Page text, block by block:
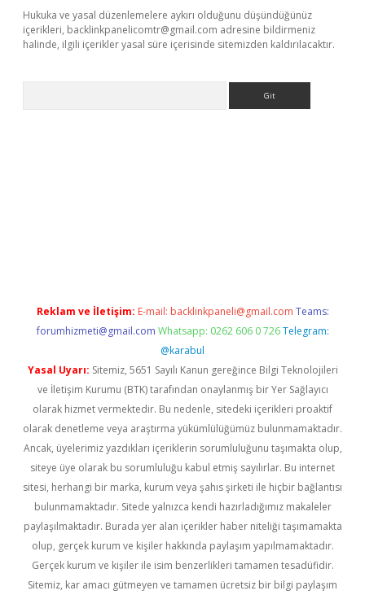
Hukuka ve yasal düzenlemelere aykırı olduğunu düşündüğünüz
içerikleri, backlinkpanelicomtr@gmail.com adresine bildirmeniz
halinde, ilgili içerikler yasal süre içerisinde sitemizden kaldırılacaktır.
Reklam ve İletişim: E-mail: backlinkpaneli@gmail.com Teams:
forumhizmeti@gmail.com Whatsapp: 0262 606 0 726 Telegram:
@karabul
Yasal Uyarı: Sitemiz, 5651 Sayılı Kanun gereğince Bilgi Teknolojileri
ve İletişim Kurumu (BTK) tarafından onaylanmış bir Yer Sağlayıcı
olarak hizmet vermektedir. Bu nedenle, sitedeki içerikleri proaktif
olarak denetleme veya araştırma yükümlülüğümüz bulunmamaktadır.
Ancak, üyelerimiz yazdıkları içeriklerin sorumluluğunu taşımakta olup,
siteye üye olarak bu sorumluluğu kabul etmiş sayılırlar. Bu internet
sitesi, herhangi bir marka, kurum veya şahıs şirketi ile hiçbir bağlantısı
bulunmamaktadır. Sitede yalnızca kendi hazırladığımız makaleler
paylaşılmaktadır. Burada yer alan içerikler haber niteliği taşımamakta
olup, gerçek kurum ve kişiler hakkında paylaşım yapılmamaktadır.
Gerçek kurum ve kişiler ile isim benzerlikleri tamamen tesadüfidir.
Sitemiz, kar amacı gütmeyen ve tamamen ücretsiz bir bilgi paylaşım